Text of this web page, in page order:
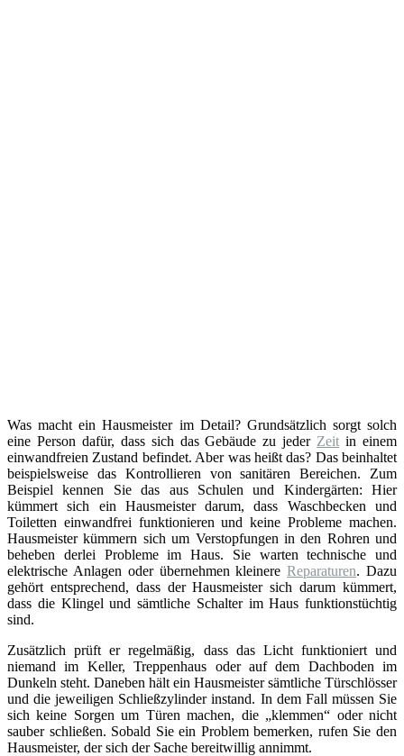
Was macht ein Hausmeister im Detail? Grundsätzlich sorgt solch
eine Person dafür, dass sich das Gebäude zu jeder Zeit in einem
einwandfreien Zustand befindet. Aber was heißt das? Das beinhaltet
beispielsweise das Kontrollieren von sanitären Bereichen. Zum
Beispiel kennen Sie das aus Schulen und Kindergärten: Hier
kümmert sich ein Hausmeister darum, dass Waschbecken und
Toiletten einwandfrei funktionieren und keine Probleme machen.
Hausmeister kümmern sich um Verstopfungen in den Rohren und
beheben derlei Probleme im Haus. Sie warten technische und
elektrische Anlagen oder übernehmen kleinereReparaturen. Dazu
gehört entsprechend, dass der Hausmeister sich darum kümmert,
dass die Klingel und sämtliche Schalter im Haus funktionstüchtig
sind.
Zusätzlich prüft er regelmäßig, dass das Licht funktioniert und
niemand im Keller, Treppenhaus oder auf dem Dachboden im
Dunkeln steht. Daneben hält ein Hausmeister sämtliche Türschlösser
und die jeweiligen Schließzylinder instand. In dem Fall müssen Sie
sich keine Sorgen um Türen machen, die „klemmen“ oder nicht
sauber schließen. Sobald Sie ein Problem bemerken, rufen Sie den
Hausmeister, der sich der Sache bereitwillig annimmt.